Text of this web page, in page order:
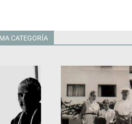
CATEGORÍA